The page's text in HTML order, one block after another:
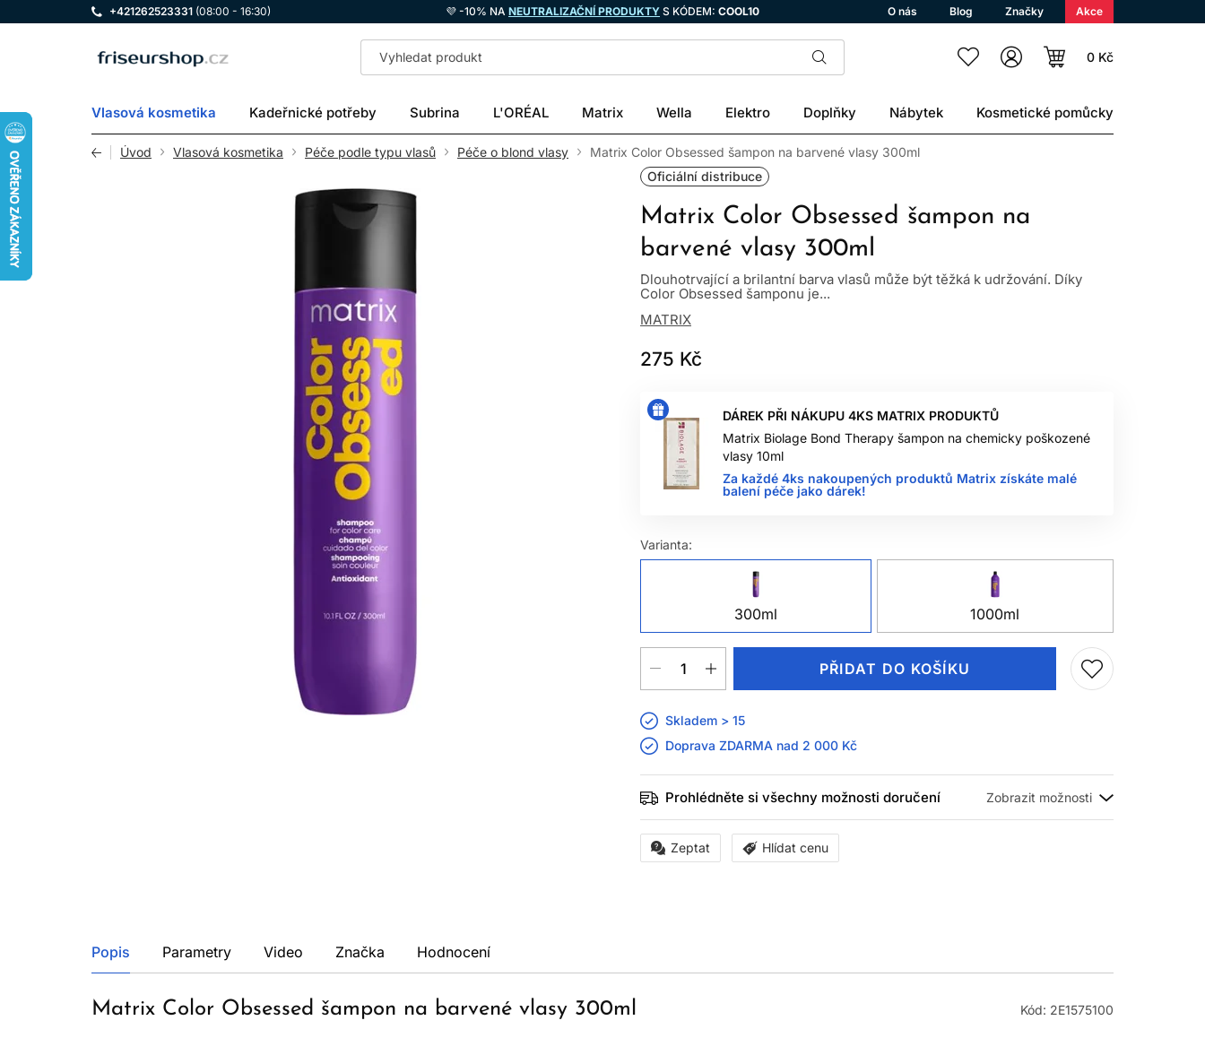
+421262523331 (08:00 - 16:30) 💜 -10% NA NEUTRALIZAČNÍ PRODUKTY S KÓDEM: COOL10 O nás Blog Značky Akce
LOMAX 0 Kč
Vlasová kosmetika Kadeřnické potřeby Subrina L'ORÉAL Matrix Wella Elektro Doplňky Nábytek Kosmetické pomůcky
Úvod Vlasová kosmetika Péče podle typu vlasů Péče o blond vlasy
Matrix Color Obsessed šampon na barvené vlasy 300ml
Oficiální distribuce
Matrix Color Obsessed šampon na
barvené vlasy 300ml
Dlouhotrvající a brilantní barva vlasů může být těžká k udržování. Díky
Color Obsessed šamponu je...
MATRIX
275 Kč
DÁREK PŘI NÁKUPU 4KS MATRIX PRODUKTŮ
Matrix Biolage Bond Therapy šampon na chemicky poškozené
vlasy 10ml
Za každé 4ks nakoupených produktů Matrix získáte malé
balení péče jako dárek!
Varianta:
300ml 1000ml
PŘIDAT DO KOŠÍKU
Skladem > 15
Doprava ZDARMA nad 2 000 Kč
Prohlédněte si všechny možnosti doručení
Zeptat Hlídat cenu
Popis Parametry Video Značka Hodnocení
Matrix Color Obsessed šampon na barvené vlasy 300ml Kód: 2E1575100